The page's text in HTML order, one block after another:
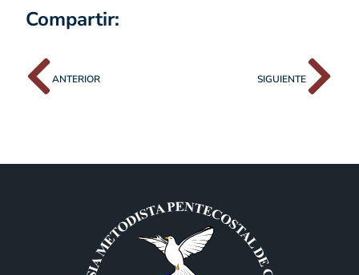
Compartir:
ANTERIOR SIGUIENTE